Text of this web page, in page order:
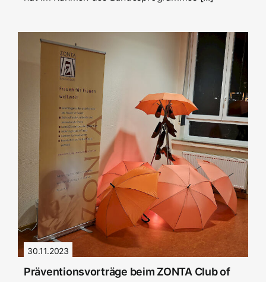
30.11.2023
Präventionsvorträge beim ZONTA Club of